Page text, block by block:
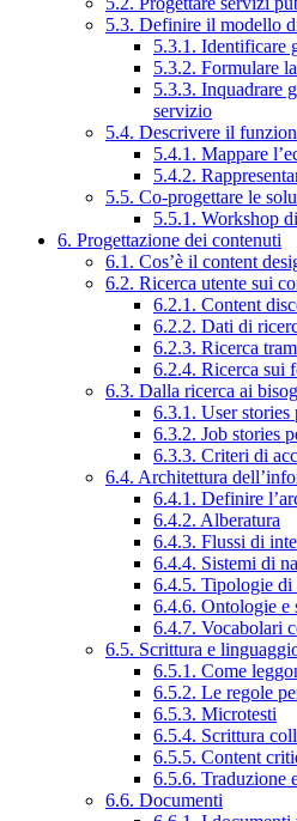
5.3. Definire il modello
5.3.1. Identificare
5.3.2. Formulare
5.3.3. Inquadrare
servizio
5.4. Descrivere il
5.4.1. Mappare
5.4.2.
5.5. Co-progettare le
5.5.1. Workshop
6. Progettazione dei contenuti
6.1. Cos’è il content
6.2. Ricerca utente sui
6.2.1. Content
6.2.2. Dati di
6.2.3. Ricerca
6.2.4. Ricerca sui
6.3. Dalla ricerca ai
6.3.1. User
6.3.2. Job stories
6.3.3. Criteri di
6.4. Architettura
6.4.1. Definire
6.4.2. Alberatura
6.4.3. Flussi di
6.4.4. Sistemi di
6.4.5. Tipologie di
6.4.6. Ontologie e
6.4.7. Vocabolari
6.5. Scrittura e
6.5.1. Come
6.5.2. Le regole
6.5.3. Microtesti
6.5.4. Scrittura
6.5.5. Content
6.5.6. Traduzione
6.6. Documenti